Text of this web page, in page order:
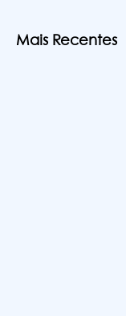
Mais Recentes